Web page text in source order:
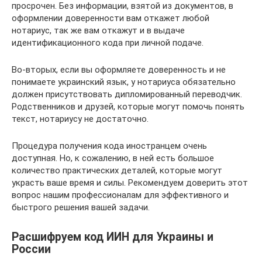
просрочен. Без информации, взятой из документов, в
оформлении доверенности вам откажет любой
нотариус, так же вам откажут и в выдаче
идентификационного кода при личной подаче.
Во-вторых, если вы оформляете доверенность и не
понимаете украинский язык, у нотариуса обязательно
должен присутствовать дипломированный переводчик.
Родственников и друзей, которые могут помочь понять
текст, нотариусу не достаточно.
Процедура получения кода иностранцем очень
доступная. Но, к сожалению, в ней есть большое
количество практических деталей, которые могут
украсть ваше время и силы. Рекомендуем доверить этот
вопрос нашим профессионалам для эффективного и
быстрого решения вашей задачи.
Расшифруем код ИИН для Украины и
России